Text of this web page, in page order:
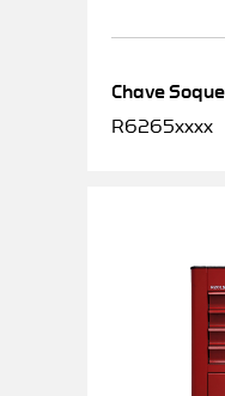
Chave
R6265xxxx